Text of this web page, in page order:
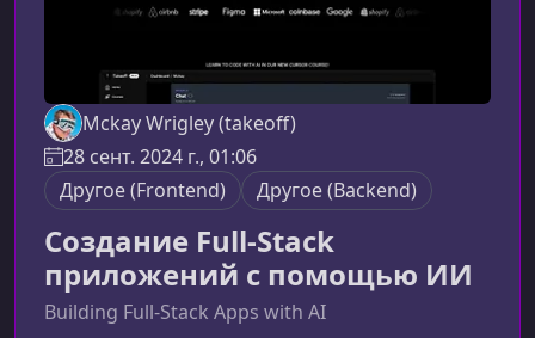
Mckay Wrigley (takeoff)
28 сент. 2024 г., 01:06
Другое (Frontend)
Другое (Backend)
Создание Full-Stack
приложений с помощью ИИ
Building Full-Stack Apps with AI